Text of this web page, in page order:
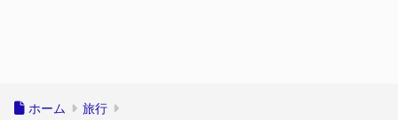
ホーム 旅行